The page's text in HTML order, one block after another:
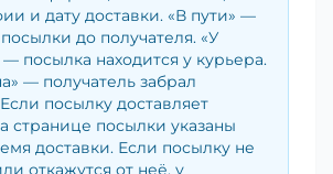
и дату доставки. «В пути» —
до получателя. «У
— посылка находится у курьера.
— получатель забрал
посылку доставляет
странице посылки указаны
доставки. Если посылку не